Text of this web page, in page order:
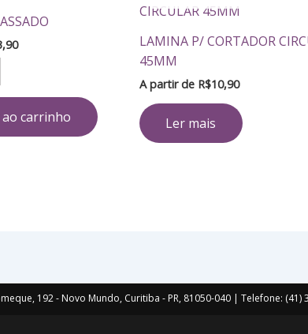
carrinho
LAMINA P/ CORTADOR
45MM
A partir de R$10,90
Ler mais
192 - Novo Mundo, Curitiba - PR, 81050-040 | Telefone: